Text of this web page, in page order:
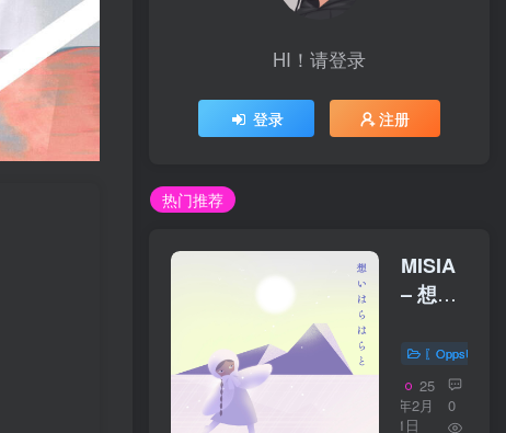
HI！请登录
登录 注册
热门推荐
MISIA
– 想い
らと
【96kHz
／
〖OppsUplus
25
年2月
1日
0